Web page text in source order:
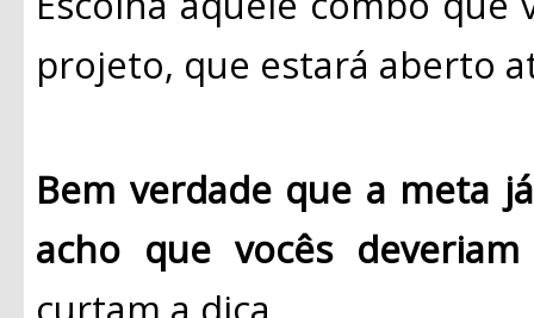
projeto, que estará aberto
Bem verdade que a meta
acho que vocês
curtam a dica.